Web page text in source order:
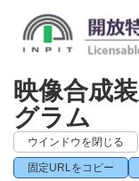
映像合成
グラム
ウインドウを閉じる
固定URLをコピー